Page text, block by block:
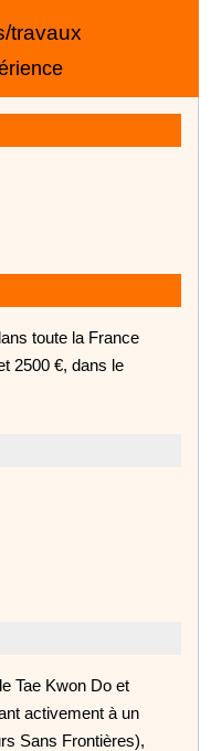
travaux
toute la France
2500 €, dans le
Tae Kwon Do et
activement à un
Sans Frontières),